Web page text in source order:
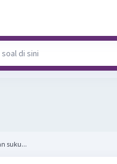
suku...